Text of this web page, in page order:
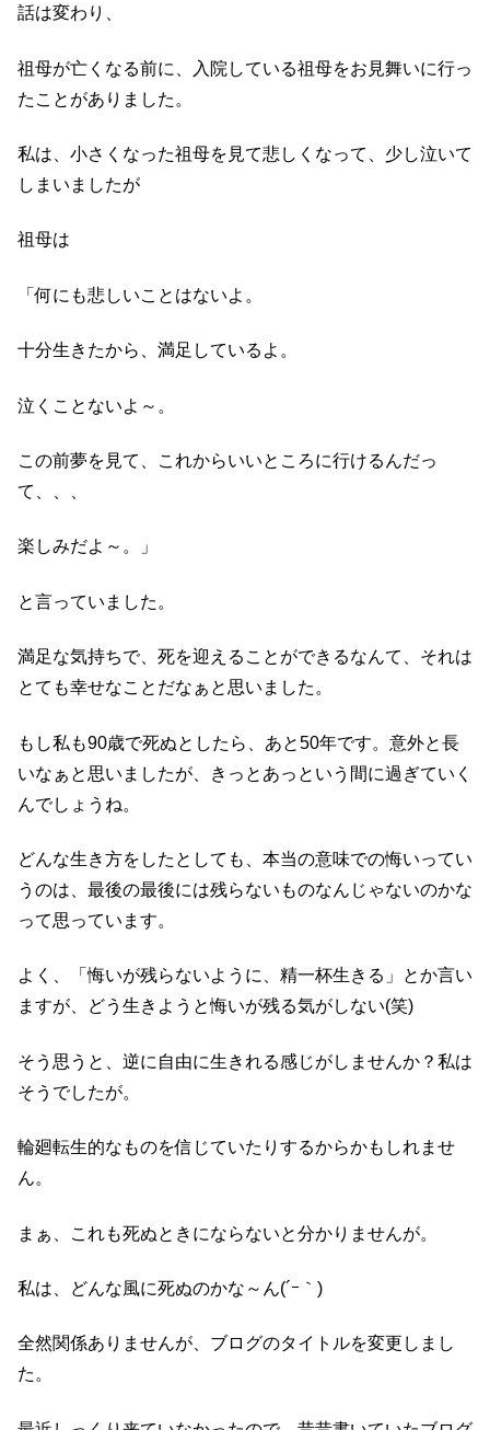
話は変わり、
祖母が亡くなる前に、入院している祖母をお見舞いに行っ
たことがありました。
私は、小さくなった祖母を見て悲しくなって、少し泣いて
しまいましたが
祖母は
「何にも悲しいことはないよ。
十分生きたから、満足しているよ。
泣くことないよ～。
この前夢を見て、これからいいところに行けるんだっ
て、、、
楽しみだよ～。」
と言っていました。
満足な気持ちで、死を迎えることができるなんて、それは
とても幸せなことだなぁと思いました。
もし私も90歳で死ぬとしたら、あと50年です。意外と長
いなぁと思いましたが、きっとあっという間に過ぎていく
んでしょうね。
どんな生き方をしたとしても、本当の意味での悔いってい
うのは、最後の最後には残らないものなんじゃないのかな
って思っています。
よく、「悔いが残らないように、精一杯生きる」とか言い
ますが、どう生きようと悔いが残る気がしない(笑)
そう思うと、逆に自由に生きれる感じがしませんか？私は
そうでしたが。
輪廻転生的なものを信じていたりするからかもしれませ
ん。
まぁ、これも死ぬときにならないと分かりませんが。
私は、どんな風に死ぬのかな～ん(´ｰ｀)
全然関係ありませんが、ブログのタイトルを変更しまし
た。